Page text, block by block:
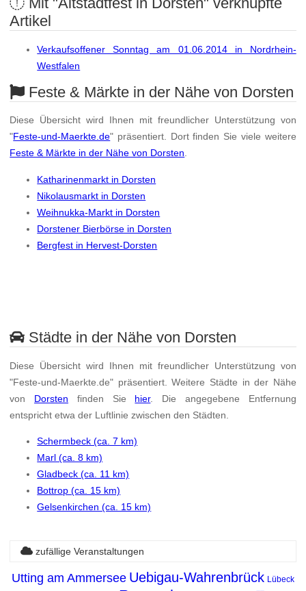
Artikel
Verkaufsoffener Sonntag am 01.06.2014 in Nordrhein-
Westfalen
Feste & Märkte in der Nähe von Dorsten
Diese Übersicht wird Ihnen mit freundlicher Unterstützung von
"Feste-und-Maerkte.de" präsentiert. Dort finden Sie viele weitere
Feste & Märkte in der Nähe von Dorsten.
Katharinenmarkt in Dorsten
Nikolausmarkt in Dorsten
Weihnukka-Markt in Dorsten
Dorstener Bierbörse in Dorsten
Bergfest in Hervest-Dorsten
Städte in der Nähe von Dorsten
Diese Übersicht wird Ihnen mit freundlicher Unterstützung von
"Feste-und-Maerkte.de" präsentiert. Weitere Städte in der Nähe
von Dorsten finden Sie hier. Die angegebene Entfernung
entspricht etwa der Luftlinie zwischen den Städten.
Schermbeck (ca. 7 km)
Marl (ca. 8 km)
Gladbeck (ca. 11 km)
Bottrop (ca. 15 km)
Gelsenkirchen (ca. 15 km)
zufällige Veranstaltungen
Utting am Ammersee Uebigau-Wahrenbrück Lübeck